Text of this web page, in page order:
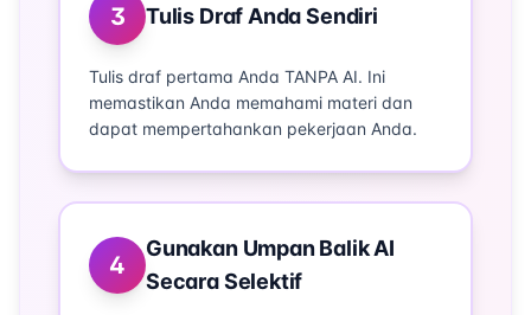
3 Tulis Draf Anda Sendiri
Tulis draf pertama Anda TANPA AI. Ini
memastikan Anda memahami materi dan
dapat mempertahankan pekerjaan Anda.
4
Gunakan Umpan Balik AI
Secara Selektif